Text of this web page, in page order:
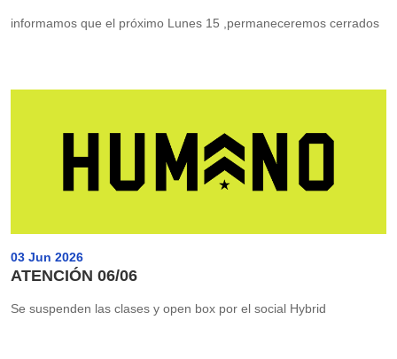
informamos que el próximo Lunes 15 ,permaneceremos cerrados
03 Jun 2026
ATENCIÓN 06/06
Se suspenden las clases y open box por el social Hybrid